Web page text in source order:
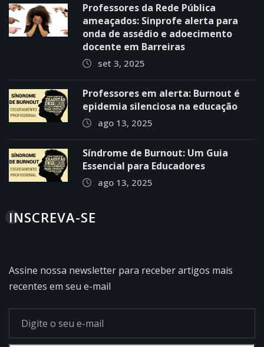
Professores da Rede Pública
ameaçados: Sinprofe alerta para
onda de assédio e adoecimento
docente em Barreiras
set 3, 2025
Professores em alerta: Burnout é
epidemia silenciosa na educação
ago 13, 2025
Síndrome de Burnout: Um Guia
Essencial para Educadores
ago 13, 2025
INSCREVA-SE
Assine nossa newsletter para receber artigos mais
recentes em seu e-mail